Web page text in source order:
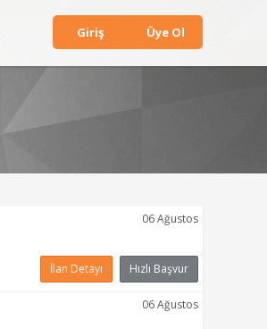
Giriş Üye Ol
İlan Detayı Hızlı Başvur
06 Ağustos
06 Ağustos